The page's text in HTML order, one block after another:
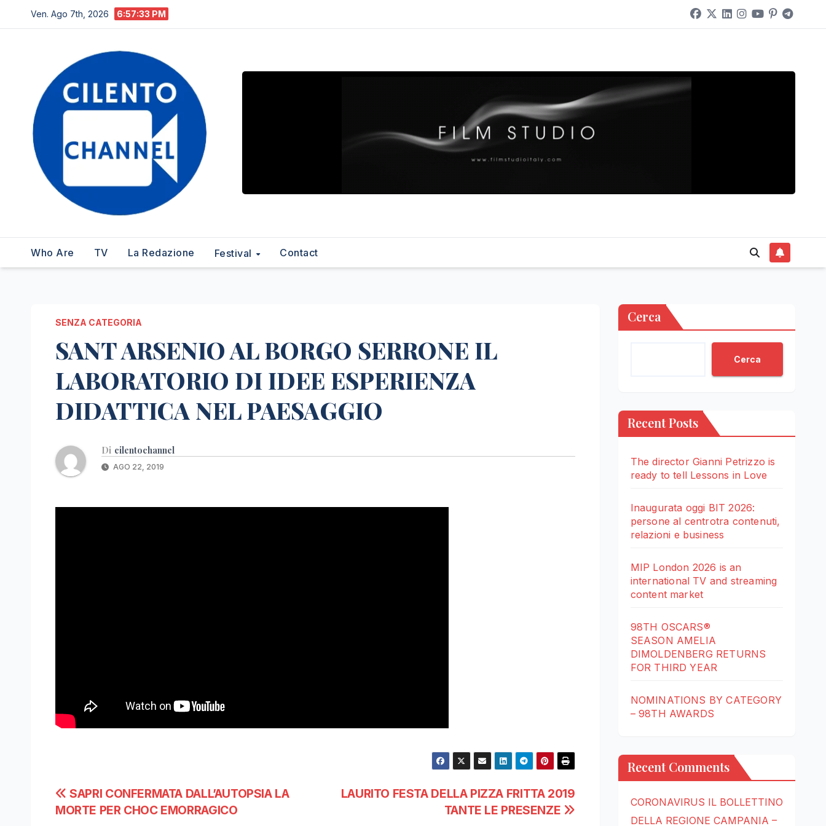
al
Ven. Ago 7th, 2026 6:57:34 PM
Who Are TV La Redazione Festival Contact
SENZA CATEGORIA
SANT ARSENIO AL BORGO SERRONE IL
LABORATORIO DI IDEE ESPERIENZA
DIDATTICA NEL PAESAGGIO
Di cilentochannel
AGO 22, 2019
Navigazione
LAURITO FESTA DELLA PIZZA FRITTA 2019
TANTE LE PRESENZE
SAPRI CONFERMATA DALL’AUTOPSIA LA
MORTE PER CHOC EMORRAGICO
Cerca
Cerca
Recent Posts
The director Gianni Petrizzo is
ready to tell Lessons in Love
Inaugurata oggi BIT 2026:
persone al centrotra contenuti,
relazioni e business
MIP London 2026 is an
international TV and streaming
content market
98TH OSCARS®
SEASON AMELIA
DIMOLDENBERG RETURNS
FOR THIRD YEAR
NOMINATIONS BY CATEGORY
– 98TH AWARDS
Recent Comments
CORONAVIRUS IL BOLLETTINO
DELLA REGIONE CAMPANIA –